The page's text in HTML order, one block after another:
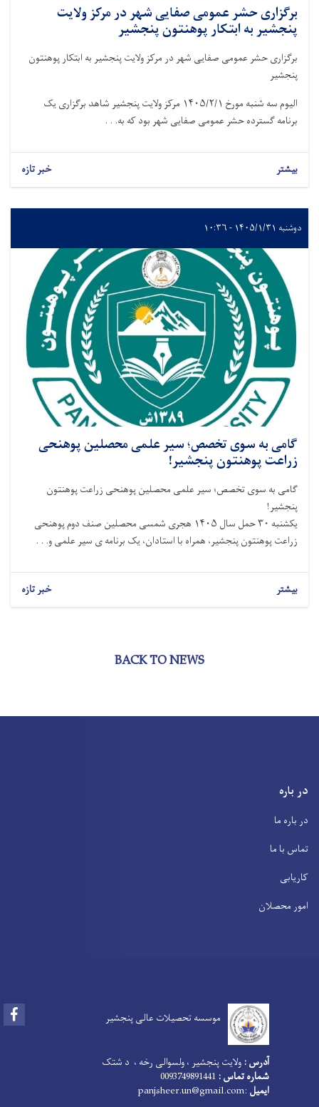
برگزاری حشر عمومی صفایی شهر در مرکز ولایت
پنجشیر به ابتکار پوهنتون پنجشیر
برگزاری حشر عمومی صفایی شهر در مرکز ولایت پنجشیر به ابتکار پوهنتون
پنجشیر
الیوم سه شنبه مورخ ۱۴۰۵/۲/۱ مرکز ولایت پنجشیر شاهد برگزاری یک
برنامه گسترده حشر عمومی صفایی شهر بود که به. . .
بیشتر خبر تازه
دوشنبه ۱۴۰۵/۱/۳۱ - ۱۰:۳۶
گامی به ‌سوی تخصص؛ سیر علمی محصلین پوهنحی
زراعت پوهنتون پنجشیر!
گامی به ‌سوی تخصص؛ سیر علمی محصلین پوهنحی زراعت پوهنتون
پنجشیر!
یکشنبه ۳۰ حمل سال ۱۴۰۵ هجری شمسی محصلین صنف دوم پوهنحی
زراعت پوهنتون پنجشیر، همراه با استادان، یک برنامه ی سیر علمی و. . .
بیشتر خبر تازه
BACK TO NEWS
در باره
در باره ما
تماس با ما
کاریابی
امور محصلان
موسسه تحصیلات عالی پنجشیر
آدرس : ولایت پنجشیر ، ولسوالی رخه ، د شتک
شماره تماس :
ایمیل :
panjsheer.un@gmail.com